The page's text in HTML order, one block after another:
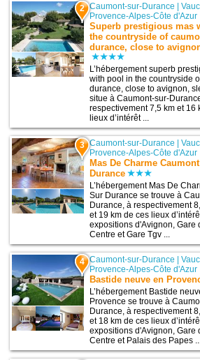
2 Caumont-sur-Durance |
Provence-Alpes-Côte d'Azur
Superb prestigious mas
the countryside of
durance, close to
L’hébergement superb
with pool in the countryside
durance, close to avignon,
situe à Caumont-sur-
respectivement 7,5 km et 16
lieux d’intérêt ...
3 Caumont-sur-Durance |
Provence-Alpes-Côte d'Azur
Mas De Charme
Durance
L’hébergement Mas De
Sur Durance se trouve à
Durance, à respectivement
et 19 km de ces lieux
expositions d'Avignon, Gare
Centre et Gare Tgv ...
4 Caumont-sur-Durance |
Provence-Alpes-Côte d'Azur
Bastide neuve en
L’hébergement Bastide
Provence se trouve à
Durance, à respectivement
et 18 km de ces lieux
expositions d'Avignon, Gare
Centre et Palais des Papes